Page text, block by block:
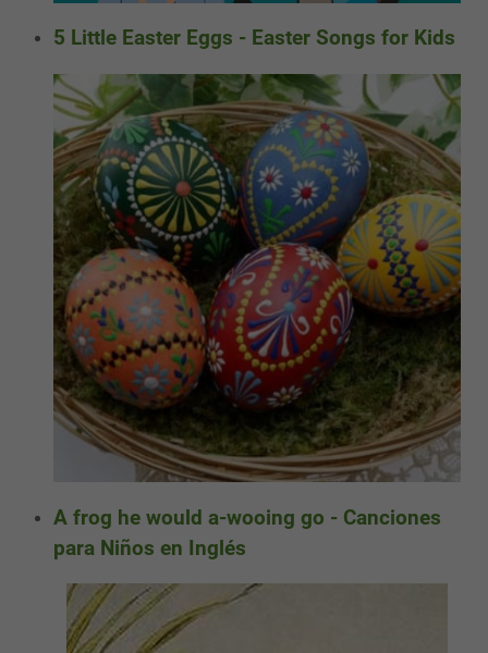
5 Little Easter Eggs - Easter Songs for Kids
A frog he would a-wooing go - Canciones
para Niños en Inglés